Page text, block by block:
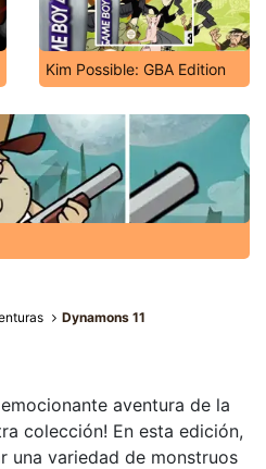
Kim Possible: GBA Edition
Dynamons 11
aventura de la
colección! En esta edición,
una variedad de monstruos